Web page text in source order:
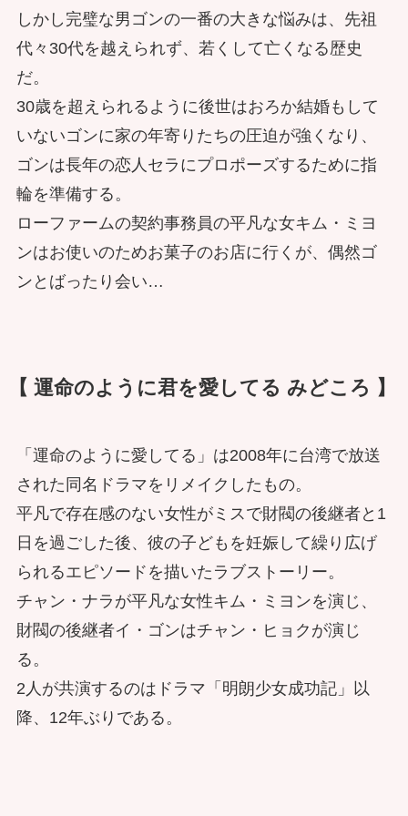
しかし完璧な男ゴンの一番の大きな悩みは、先祖
代々30代を越えられず、若くして亡くなる歴史
だ。
30歳を超えられるように後世はおろか結婚もして
いないゴンに家の年寄りたちの圧迫が強くなり、
ゴンは長年の恋人セラにプロポーズするために指
輪を準備する。
ローファームの契約事務員の平凡な女キム・ミヨ
ンはお使いのためお菓子のお店に行くが、偶然ゴ
ンとばったり会い…
【 運命のように君を愛してる みどころ 】
「運命のように愛してる」は2008年に台湾で放送
された同名ドラマをリメイクしたもの。
平凡で存在感のない女性がミスで財閥の後継者と1
日を過ごした後、彼の子どもを妊娠して繰り広げ
られるエピソードを描いたラブストーリー。
チャン・ナラが平凡な女性キム・ミヨンを演じ、
財閥の後継者イ・ゴンはチャン・ヒョクが演じ
る。
2人が共演するのはドラマ「明朗少女成功記」以
降、12年ぶりである。